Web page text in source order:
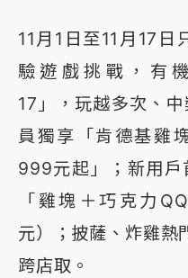
11月1日至11月17日
驗遊戲挑戰，有
17」，玩越多次、
員獨享「肯德基雞
999元起」；新用戶
「雞塊＋巧克力
元）；披薩、炸雞熱
跨店取。